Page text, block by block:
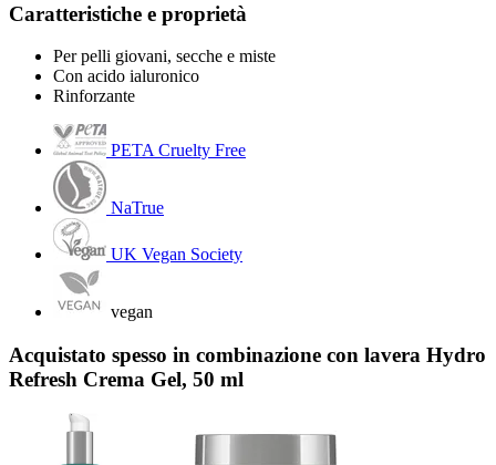
Caratteristiche e proprietà
Per pelli giovani, secche e miste
Con acido ialuronico
Rinforzante
PETA Cruelty Free
NaTrue
UK Vegan Society
vegan
Acquistato spesso in combinazione con lavera Hydro
Refresh Crema Gel, 50 ml